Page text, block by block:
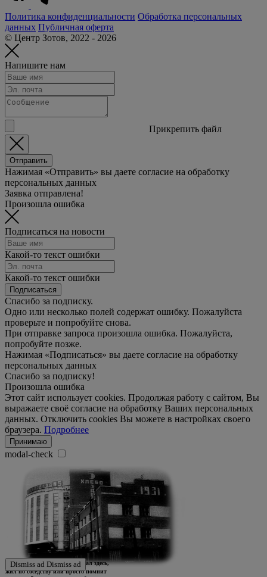
Политика конфиденциальности Обработка персональных
данных Публичная оферта
© Центр Зотов, 2022 - 2026
Напишите нам
Прикрепить файл
Отправить
Нажимая «Отправить» вы даете согласие на обработку
персональных данных
Заявка отправлена!
Произошла ошибка
Подписаться на новости
Какой-то текст ошибки
Какой-то текст ошибки
Подписаться
Спасибо за подписку.
Одно или несколько полей содержат ошибку. Пожалуйста
проверьте и попробуйте снова.
При отправке запроса произошла ошибка. Пожалуйста,
попробуйте позже.
Нажимая «Подписаться» вы даете согласие на обработку
персональных данных
Спасибо за подписку!
Произошла ошибка
Этот сайт использует cookies. Продолжая работу с сайтом, Вы
выражаете своё согласие на обработку Ваших персональных
данных. Отключить cookies Вы можете в настройках своего
браузера. Подробнее
Принимаю
modal-check
Ждем истории тех, кто работал здесь,
жил по соседству или просто помнит
Dismiss ad Dismiss ad